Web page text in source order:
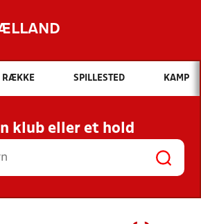
Hvad vil du søge efter?
INDHOLD OG NYHEDER
RESULTATER, KLUBBER OG
HOLD
RÆKKE SPILLESTED KAMP
klub eller et hold